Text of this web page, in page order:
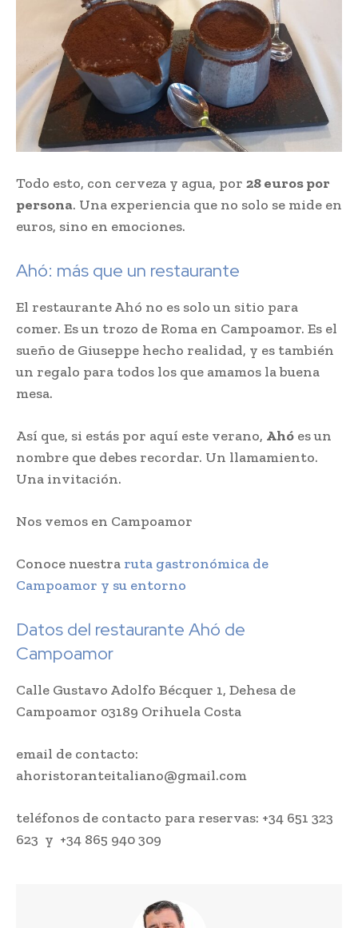
Todo esto, con cerveza y agua, por 28 euros por
persona. Una experiencia que no solo se mide en
euros, sino en emociones.
Ahó: más que un restaurante
El restaurante Ahó no es solo un sitio para
comer. Es un trozo de Roma en Campoamor. Es el
sueño de Giuseppe hecho realidad, y es también
un regalo para todos los que amamos la buena
mesa.
Así que, si estás por aquí este verano, Ahó es un
nombre que debes recordar. Un llamamiento.
Una invitación.
Nos vemos en Campoamor
Conoce nuestra ruta gastronómica de
Campoamor y su entorno
Datos del restaurante Ahó de
Campoamor
Calle Gustavo Adolfo Bécquer 1, Dehesa de
Campoamor 03189 Orihuela Costa
email de contacto:
ahoristoranteitaliano@gmail.com
teléfonos de contacto para reservas: +34 651 323
623 y +34 865 940 309